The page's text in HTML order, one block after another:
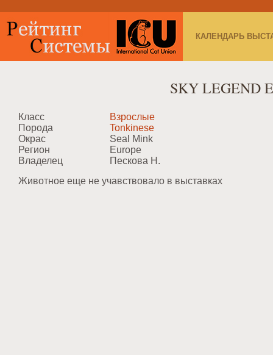
КАЛЕНДАРЬ
SKY LEGEND
Класс
Взрослые
Порода
Tonkinese
Окрас
Seal Mink
Регион
Europe
Владелец
Пескова Н.
Животное еще не учавствовало в выставках